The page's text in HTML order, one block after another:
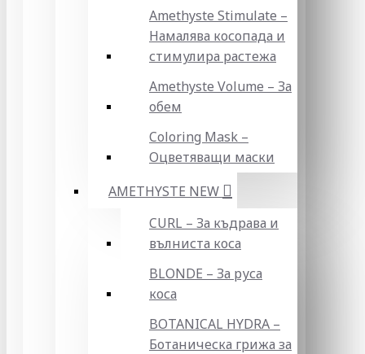
Amethyste Stimulate –
Намалява косопада и
стимулира растежа
Amethyste Volume – За
обем
Coloring Mask –
Оцветяващи маски
AMETHYSTE NEW
CURL – За къдрава и
вълниста коса
BLONDE – За руса
коса
BOTANICAL HYDRA –
Ботаническа грижа за